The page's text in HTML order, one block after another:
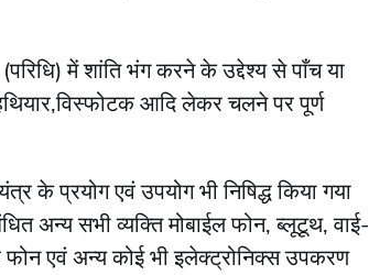
में शांति भंग करने के उद्देश्य से पाँच या
आदि लेकर चलने पर पूर्ण
के प्रयोग एवं उपयोग भी निषिद्ध किया गया
अन्य सभी व्यक्ति मोबाईल फोन, ब्लूटूथ, वाई-
एवं अन्य कोई भी इलेक्ट्रोनिक्स उपकरण